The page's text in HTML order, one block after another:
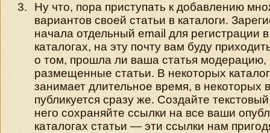
Ну что, пора приступать к добавлению
вариантов своей статьи в каталоги.
начала отдельный email для регистрации в
каталогах, на эту почту вам буду
о том, прошла ли ваша статья модерацию,
размещенные статьи. В некоторых
занимает длительное время, в некоторых
публикуется сразу же. Создайте
него сохраняйте ссылки на все ваши
каталогах статьи — эти ссылки нам